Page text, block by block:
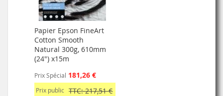
Papier Epson FineArt
Cotton Smooth
Natural 300g, 610mm
(24") x15m
Prix Spécial 181,26 €
Prix public TTC: 217,51 €